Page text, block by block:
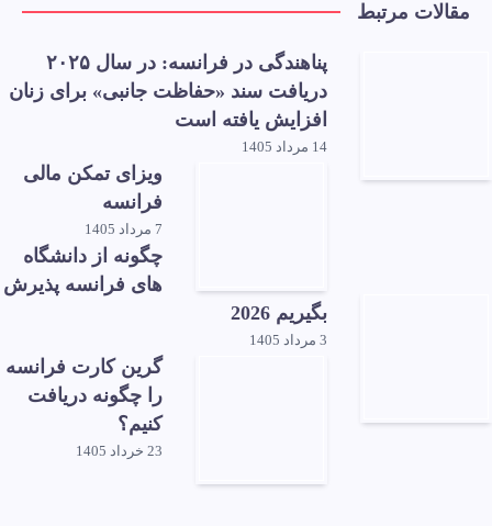
مقالات مرتبط
پناهندگی در فرانسه: در سال ۲۰۲۵
دریافت سند «حفاظت جانبی» برای زنان
افزایش یافته است
14 مرداد 1405
ویزای تمکن مالی
فرانسه
7 مرداد 1405
چگونه از دانشگاه
های فرانسه پذیرش
بگیریم 2026
3 مرداد 1405
گرین کارت فرانسه
را چگونه دریافت
کنیم؟
23 خرداد 1405